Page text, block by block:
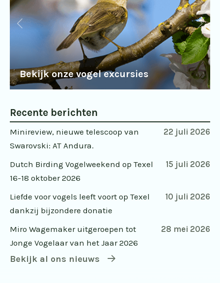
Bekijk onze vogel excursies
Recente berichten
Minireview, nieuwe telescoop van
Swarovski: AT Andura.
22 juli 2026
Dutch Birding Vogelweekend op Texel
16-18 oktober 2026
15 juli 2026
Liefde voor vogels leeft voort op Texel
dankzij bijzondere donatie
10 juli 2026
Miro Wagemaker uitgeroepen tot
Jonge Vogelaar van het Jaar 2026
28 mei 2026
Bekijk al ons nieuws